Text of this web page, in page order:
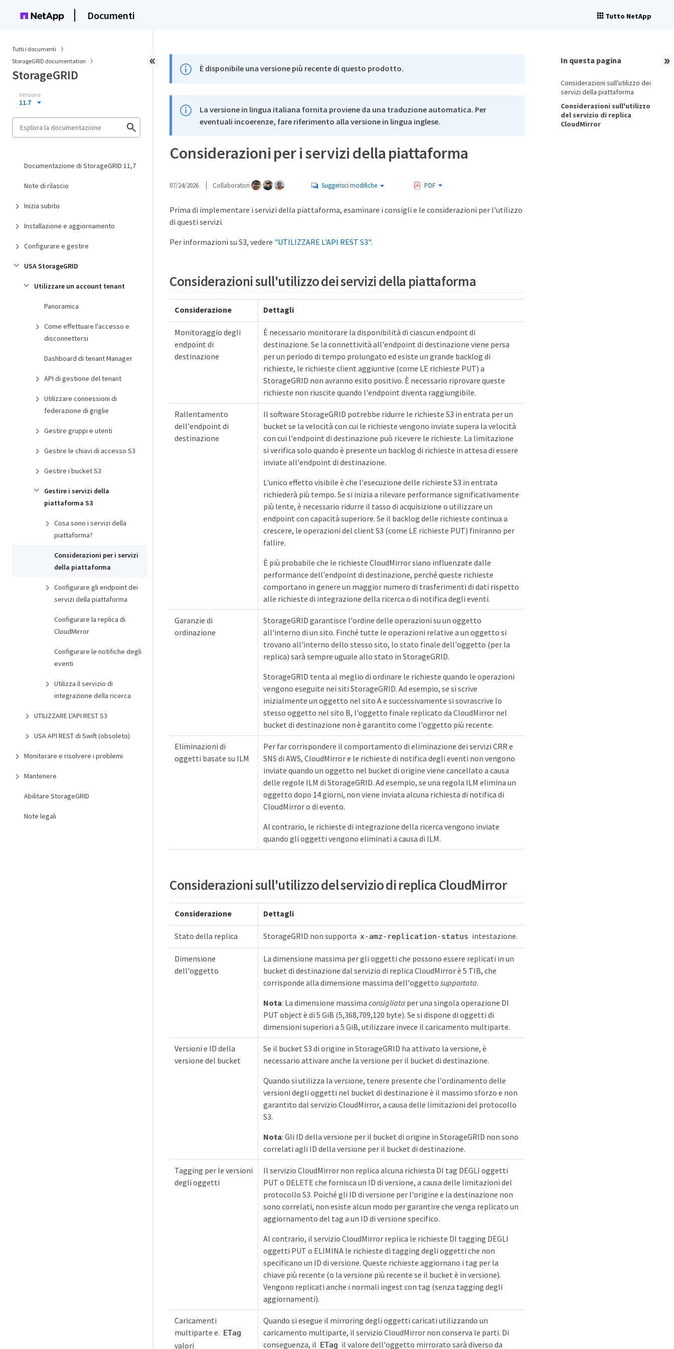
Documenti Tutto NetApp
Tutti i documenti
StorageGRID documentation
StorageGRID
Versione
11.7
Documentazione di StorageGRID 11,7
Note di rilascio
Inizia subito
Installazione e aggiornamento
Configurare e gestire
USA StorageGRID
Utilizzare un account tenant
Panoramica
Come effettuare l'accesso e
disconnettersi
Dashboard di tenant Manager
API di gestione del tenant
Utilizzare connessioni di
federazione di griglie
Gestire gruppi e utenti
Gestire le chiavi di accesso S3
Gestire i bucket S3
Gestire i servizi della
piattaforma S3
Cosa sono i servizi della
piattaforma?
Considerazioni per i servizi
della piattaforma
Configurare gli endpoint dei
servizi della piattaforma
Configurare la replica di
CloudMirror
Configurare le notifiche degli
eventi
Utilizza il servizio di
integrazione della ricerca
UTILIZZARE L'API REST S3
USA API REST di Swift (obsoleto)
Monitorare e risolvere i problemi
Mantenere
Abilitare StorageGRID
Note legali
È disponibile una versione più recente di questo prodotto.
La versione in lingua italiana fornita proviene da una traduzione automatica. Per
eventuali incoerenze, fare riferimento alla versione in lingua inglese.
Considerazioni per i servizi della piattaforma
07/24/2026 Collaboratori Suggerisci modifiche PDF
Prima di implementare i servizi della piattaforma, esaminare i consigli e le considerazioni per l'utilizzo
di questi servizi.
Per informazioni su S3, vedere "UTILIZZARE L'API REST S3".
Considerazioni sull'utilizzo dei servizi della piattaforma
Considerazione Dettagli
Monitoraggio degli
endpoint di
destinazione
È necessario monitorare la disponibilità di ciascun endpoint di
destinazione. Se la connettività all'endpoint di destinazione viene persa
per un periodo di tempo prolungato ed esiste un grande backlog di
richieste, le richieste client aggiuntive (come LE richieste PUT) a
StorageGRID non avranno esito positivo. È necessario riprovare queste
richieste non riuscite quando l'endpoint diventa raggiungibile.
Rallentamento
dell'endpoint di
destinazione
Il software StorageGRID potrebbe ridurre le richieste S3 in entrata per un
bucket se la velocità con cui le richieste vengono inviate supera la velocità
con cui l'endpoint di destinazione può ricevere le richieste. La limitazione
si verifica solo quando è presente un backlog di richieste in attesa di essere
inviate all'endpoint di destinazione.
L'unico effetto visibile è che l'esecuzione delle richieste S3 in entrata
richiederà più tempo. Se si inizia a rilevare performance significativamente
più lente, è necessario ridurre il tasso di acquisizione o utilizzare un
endpoint con capacità superiore. Se il backlog delle richieste continua a
crescere, le operazioni del client S3 (come LE richieste PUT) finiranno per
fallire.
È più probabile che le richieste CloudMirror siano influenzate dalle
performance dell'endpoint di destinazione, perché queste richieste
comportano in genere un maggior numero di trasferimenti di dati rispetto
alle richieste di integrazione della ricerca o di notifica degli eventi.
Garanzie di
ordinazione
StorageGRID garantisce l'ordine delle operazioni su un oggetto
all'interno di un sito. Finché tutte le operazioni relative a un oggetto si
trovano all'interno dello stesso sito, lo stato finale dell'oggetto (per la
replica) sarà sempre uguale allo stato in StorageGRID.
StorageGRID tenta al meglio di ordinare le richieste quando le operazioni
vengono eseguite nei siti StorageGRID. Ad esempio, se si scrive
inizialmente un oggetto nel sito A e successivamente si sovrascrive lo
stesso oggetto nel sito B, l'oggetto finale replicato da CloudMirror nel
bucket di destinazione non è garantito come l'oggetto più recente.
Eliminazioni di
oggetti basate su ILM
Per far corrispondere il comportamento di eliminazione dei servizi CRR e
SNS di AWS, CloudMirror e le richieste di notifica degli eventi non vengono
inviate quando un oggetto nel bucket di origine viene cancellato a causa
delle regole ILM di StorageGRID. Ad esempio, se una regola ILM elimina un
oggetto dopo 14 giorni, non viene inviata alcuna richiesta di notifica di
CloudMirror o di evento.
Al contrario, le richieste di integrazione della ricerca vengono inviate
quando gli oggetti vengono eliminati a causa di ILM.
Considerazioni sull'utilizzo del servizio di replica CloudMirror
Considerazione Dettagli
Stato della replica StorageGRID non supporta x-amz-replication-status intestazione.
Dimensione
dell'oggetto
La dimensione massima per gli oggetti che possono essere replicati in un
bucket di destinazione dal servizio di replica CloudMirror è 5 TIB, che
corrisponde alla dimensione massima dell'oggetto supportata.
Nota: La dimensione massima consigliata per una singola operazione DI
PUT object è di 5 GiB (5,368,709,120 byte). Se si dispone di oggetti di
dimensioni superiori a 5 GiB, utilizzare invece il caricamento multiparte.
Versioni e ID della
versione del bucket
Se il bucket S3 di origine in StorageGRID ha attivato la versione, è
necessario attivare anche la versione per il bucket di destinazione.
Quando si utilizza la versione, tenere presente che l'ordinamento delle
versioni degli oggetti nel bucket di destinazione è il massimo sforzo e non
garantito dal servizio CloudMirror, a causa delle limitazioni del protocollo
S3.
Nota: Gli ID della versione per il bucket di origine in StorageGRID non sono
correlati agli ID della versione per il bucket di destinazione.
Tagging per le versioni
degli oggetti
Il servizio CloudMirror non replica alcuna richiesta DI tag DEGLI oggetti
PUT o DELETE che fornisca un ID di versione, a causa delle limitazioni del
protocollo S3. Poiché gli ID di versione per l'origine e la destinazione non
sono correlati, non esiste alcun modo per garantire che venga replicato un
aggiornamento del tag a un ID di versione specifico.
Al contrario, il servizio CloudMirror replica le richieste DI tagging DEGLI
oggetti PUT o ELIMINA le richieste di tagging degli oggetti che non
specificano un ID di versione. Queste richieste aggiornano i tag per la
chiave più recente (o la versione più recente se il bucket è in versione).
Vengono replicati anche i normali ingest con tag (senza tagging degli
aggiornamenti).
Caricamenti
multiparte e. ETag
valori
Quando si esegue il mirroring degli oggetti caricati utilizzando un
caricamento multiparte, il servizio CloudMirror non conserva le parti. Di
conseguenza, il ETag il valore dell'oggetto mirrorato sarà diverso da
In questa pagina
Considerazioni sull'utilizzo dei
servizi della piattaforma
Considerazioni sull'utilizzo
del servizio di replica
CloudMirror